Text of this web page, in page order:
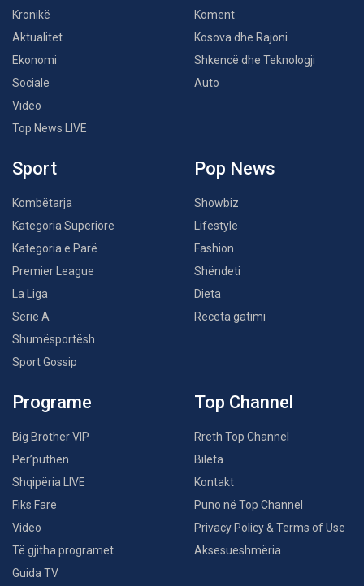
Kronikë
Aktualitet
Ekonomi
Sociale
Video
Top News LIVE
Koment
Kosova dhe Rajoni
Shkencë dhe Teknologji
Auto
Sport
Kombëtarja
Kategoria Superiore
Kategoria e Parë
Premier League
La Liga
Serie A
Shumësportësh
Sport Gossip
Pop News
Showbiz
Lifestyle
Fashion
Shëndeti
Dieta
Receta gatimi
Programe
Big Brother VIP
Për’puthen
Shqipëria LIVE
Fiks Fare
Video
Të gjitha programet
Guida TV
Top Channel
Rreth Top Channel
Bileta
Kontakt
Puno në Top Channel
Privacy Policy & Terms of Use
Aksesueshmëria